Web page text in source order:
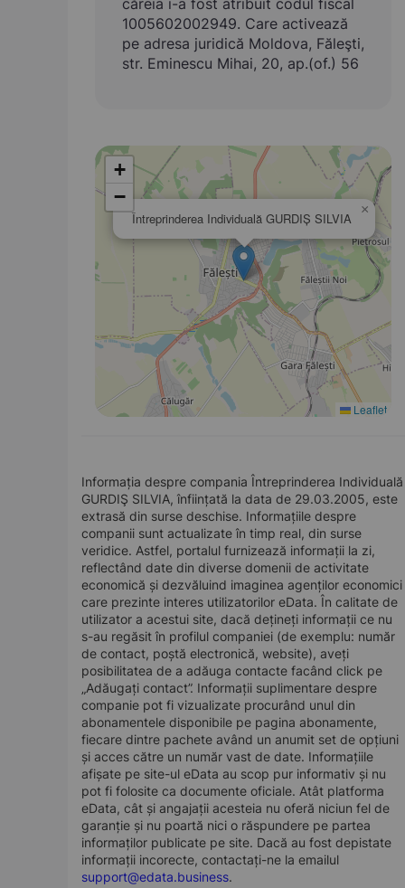
căreia i-a fost atribuit codul fiscal
1005602002949. Care activează
pe adresa juridică Moldova, Făleşti,
str. Eminescu Mihai, 20, ap.(of.) 56
Întreprinderea Individuală GURDIŞ SILVIA
×
+
−
Leaflet
Informația despre compania Întreprinderea Individuală
GURDIŞ SILVIA, înființată la data de 29.03.2005, este
extrasă din surse deschise. Informațiile despre
companii sunt actualizate în timp real, din surse
veridice. Astfel, portalul furnizează informații la zi,
reflectând date din diverse domenii de activitate
economică și dezvăluind imaginea agenților economici
care prezinte interes utilizatorilor eData. În calitate de
utilizator a acestui site, dacă dețineți informații ce nu
s-au regăsit în profilul companiei (de exemplu: număr
de contact, poștă electronică, website), aveți
posibilitatea de a adăuga contacte facând click pe
„Adăugați contact”. Informații suplimentare despre
companie pot fi vizualizate procurând unul din
abonamentele disponibile pe pagina abonamente,
fiecare dintre pachete având un anumit set de opțiuni
și acces către un număr vast de date. Informațiile
afișate pe site-ul eData au scop pur informativ și nu
pot fi folosite ca documente oficiale. Atât platforma
eData, cât și angajații acesteia nu oferă niciun fel de
garanție și nu poartă nici o răspundere pe partea
informaților publicate pe site. Dacă au fost depistate
informații incorecte, contactați-ne la emailul
support@edata.business.